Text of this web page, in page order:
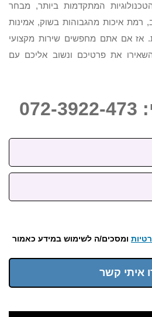
המתקדמות ביותר, מבחר
רמת איכות מהגבוהות בשוק, אמינות
אז אם אתם מחפשים שירות מקצועי
את פרטיכם ונשוב אליכם עם
ומסכים/ה לשימוש במידע כאמור
איתי קשר